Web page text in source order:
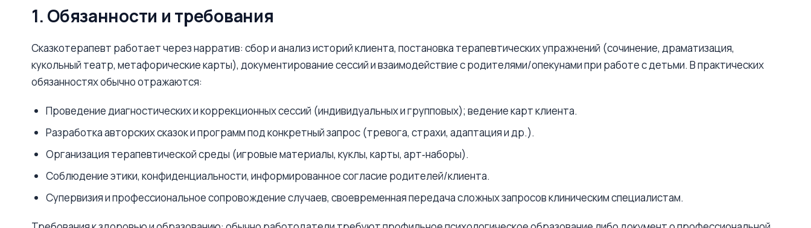
1. Обязанности и требования
Сказкотерапевт работает через нарратив: сбор и анализ историй клиента, постановка терапевтических упражнений (сочинение, драматизация,
кукольный театр, метафорические карты), документирование сессий и взаимодействие с родителями/опекунами при работе с детьми. В практических
обязанностях обычно отражаются:
Проведение диагностических и коррекционных сессий (индивидуальных и групповых); ведение карт клиента.
Разработка авторских сказок и программ под конкретный запрос (тревога, страхи, адаптация и др.).
Организация терапевтической среды (игровые материалы, куклы, карты, арт‑наборы).
Соблюдение этики, конфиденциальности, информированное согласие родителей/клиента.
Супервизия и профессиональное сопровождение случаев, своевременная передача сложных запросов клиническим специалистам.